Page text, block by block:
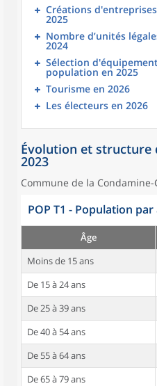
Créations
2025
Nombre d’unités
2024
Sélection
population en 2025
Tourisme en 2026
Les électeurs en 2026
Évolution et structure
2023
Commune de la
POP T1 - Population
Âge
Moins de 15 ans
De 15 à 24 ans
De 25 à 39 ans
De 40 à 54 ans
De 55 à 64 ans
De 65 à 79 ans